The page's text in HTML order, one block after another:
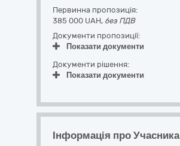
Первинна пропозиція:
385 000 UAH, без ПДВ
Документи пропозиції:
Показати документи
Документи рішення:
Показати документи
Інформація про Учасника